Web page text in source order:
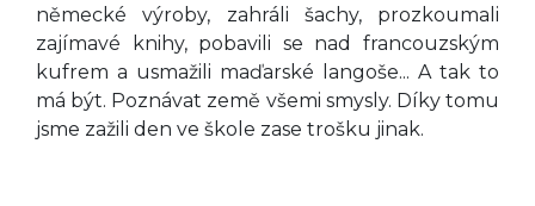
německé výroby, zahráli šachy, prozkoumali
zajímavé knihy, pobavili se nad francouzským
kufrem a usmažili maďarské langoše... A tak to
má být. Poznávat země všemi smysly. Díky tomu
jsme zažili den ve škole zase trošku jinak.